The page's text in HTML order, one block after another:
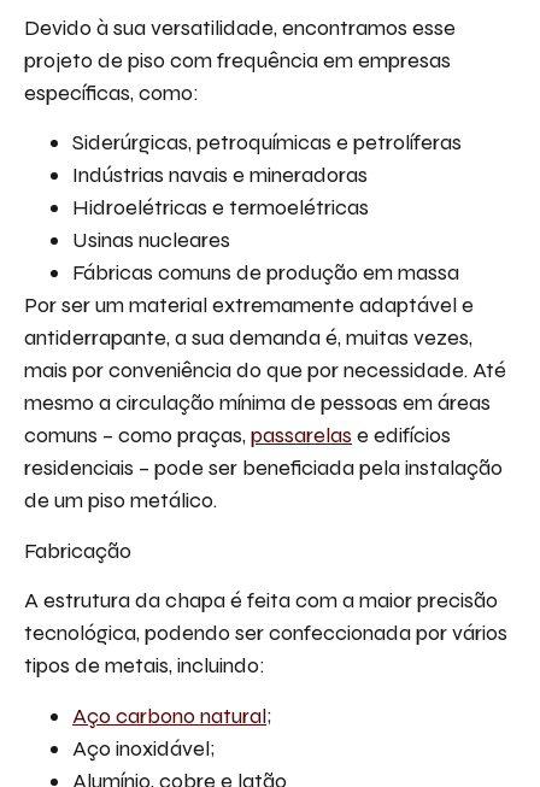
Devido à sua versatilidade, encontramos esse
projeto de piso com frequência em empresas
específicas, como:
Siderúrgicas, petroquímicas e petrolíferas
Indústrias navais e mineradoras
Hidroelétricas e termoelétricas
Usinas nucleares
Fábricas comuns de produção em massa
Por ser um material extremamente adaptável e
antiderrapante, a sua demanda é, muitas vezes,
mais por conveniência do que por necessidade. Até
mesmo a circulação mínima de pessoas em áreas
comuns – como praças,passarelas e edifícios
residenciais – pode ser beneficiada pela instalação
de um piso metálico.
Fabricação
A estrutura da chapa é feita com a maior precisão
tecnológica, podendo ser confeccionada por vários
tipos de metais, incluindo:
Aço carbono natural;
Aço inoxidável;
Alumínio, cobre e latão